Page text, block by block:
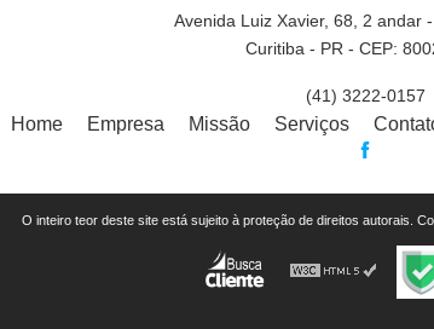
Avenida Luiz Xavier, 68, 2 andar
Curitiba - PR - CEP:
(41) 3222-0157
Home Empresa Missão Serviços
O inteiro teor deste site está sujeito à proteção de direitos autorais.